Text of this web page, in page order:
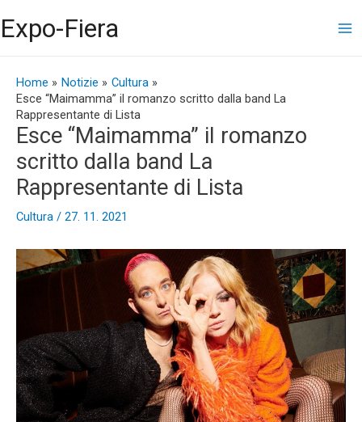
al
contenuto
Expo-Fiera
Home Notizie
Cultura
Esce “Maimamma” il romanzo scritto dalla band La
Rappresentante di Lista
Esce “Maimamma” il romanzo
scritto dalla band La
Rappresentante di Lista
Cultura / 27. 11. 2021
articoli